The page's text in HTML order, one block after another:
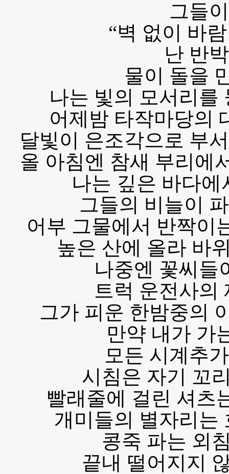
그들
“벽 없이 바
난 반
물이 돌을
나는 빛의 모서리
어제밤 타작마당의
달빛이 은조각으로 부
올 아침엔 참새 부리에
나는 깊은 바다
그들의 비늘이
어부 그물에서 반짝이
높은 산에 올라 바
나중엔 꽃씨들
트럭 운전사의
그가 피운 한밤중의
만약 내가 가
모든 시계추
시침은 자기 꼬
빨래줄에 걸린 셔츠
개미들의 별자리는
콩죽 파는 외
끝내 떨어지지